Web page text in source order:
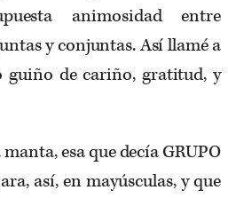
animosidad entre
y conjuntas. Así llamé a
guiño de cariño, gratitud, y
esa que decía GRUPO
así, en mayúsculas, y que